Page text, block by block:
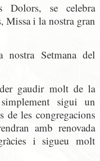
Dolors, se celebra
Missa i la nostra gran
Setmana del
gaudir molt de la
sigui un
de les congregacions
amb renovada
i sigueu molt